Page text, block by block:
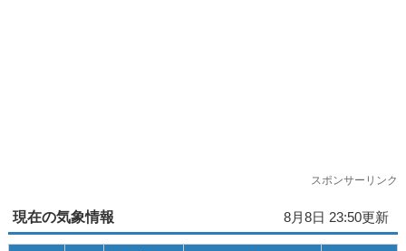
スポンサーリンク
現在の気象情報 8月8日 23:50更新